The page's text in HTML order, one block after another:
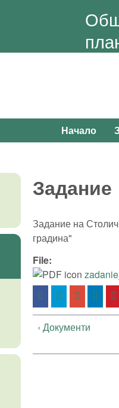
Main
Начало
Задание
Задание на
градина"
File:
‹ Документи